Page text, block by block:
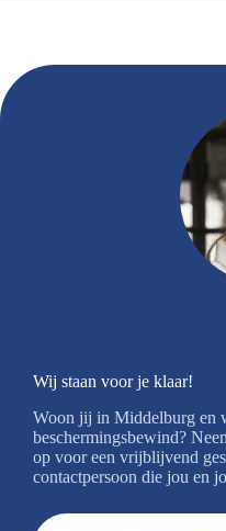
Wij staan voor je klaar!
Woon jij in Middelburg en
beschermingsbewind?
op voor een vrijblijvend
contactpersoon die jou en